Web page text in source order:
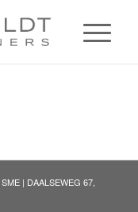
SME| DAALSEWEG 67,